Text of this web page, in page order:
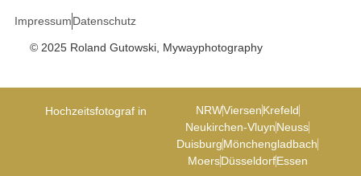
© 2025 Roland Gutowski, Mywayphotography
ImpressumDatenschutz
Hochzeitsfotograf in NRWViersenKrefeld
Neukirchen-VluynNeuss
DuisburgMönchengladbach
MoersDüsseldorfEssen